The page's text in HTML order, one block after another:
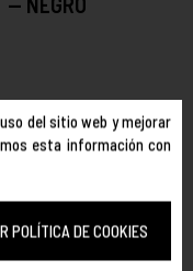
del sitio web y mejorar
esta información con
POLÍTICA DE COOKIES
Stone Blanks en color
de Volcom combina la
justo: el icónico
izquierdo,